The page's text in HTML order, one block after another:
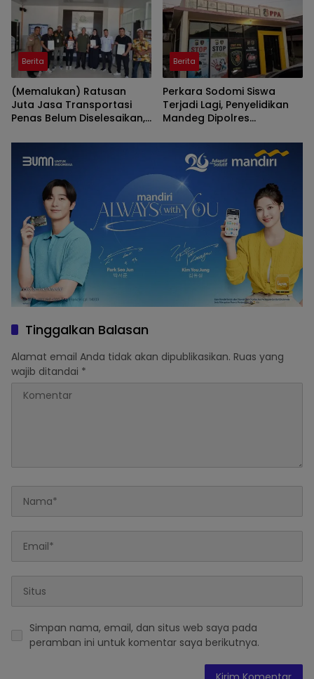
Berita
(Memalukan) Ratusan
Juta Jasa Transportasi
Penas Belum Diselesaikan,
Berita
Perkara Sodomi Siswa
Terjadi Lagi, Penyelidikan
Mandeg Dipolres
Tinggalkan Balasan
Alamat email Anda tidak akan dipublikasikan. Ruas yang
wajib ditandai *
Simpan nama, email, dan situs web saya pada
peramban ini untuk komentar saya berikutnya.